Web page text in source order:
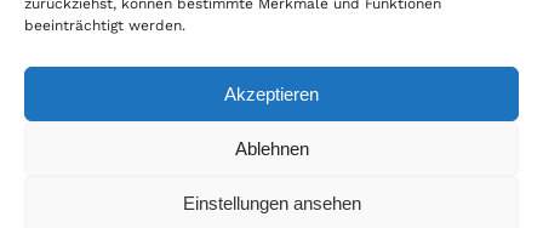
zurückziehst, können bestimmte Merkmale und Funktionen
beeinträchtigt werden.
Akzeptieren
Ablehnen
Einstellungen ansehen
© Copyright 2021 | World of Coins |Impressum|Datenschutz|Cookie
|Zahlung & Versand